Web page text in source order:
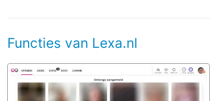
Functies van Lexa.nl